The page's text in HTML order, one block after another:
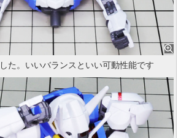
た。いいバランスといい可動性能です